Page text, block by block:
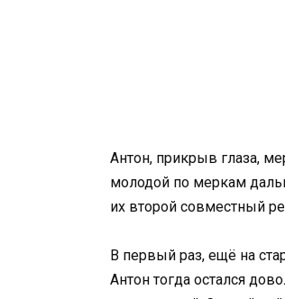
Антон, прикрыв глаза,
молодой по меркам
их второй совместный
В первый раз, ещё на
Антон тогда остался